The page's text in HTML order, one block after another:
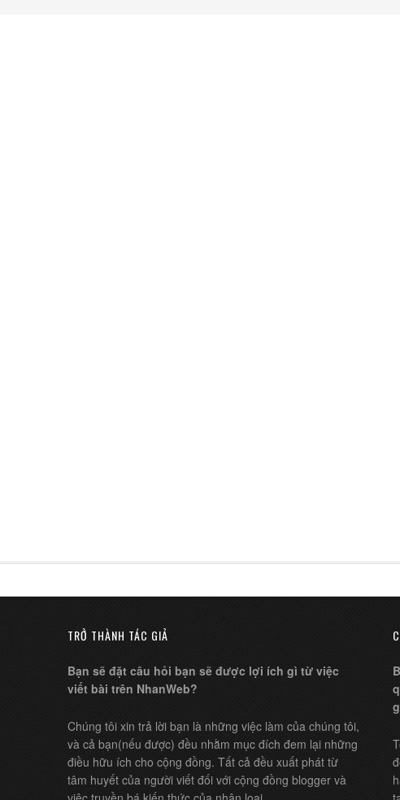
TRỞ THÀNH TÁC GIẢ
Bạn sẽ đặt câu hỏi bạn sẽ được lợi ích gì từ việc
viết bài trên NhanWeb?
Chúng tôi xin trả lời bạn là những việc làm của chúng tôi,
và cả bạn(nếu được) đều nhằm mục đích đem lại những
điều hữu ích cho cộng đồng. Tất cả đều xuất phát từ
tâm huyết của người viết đối với cộng đồng blogger và